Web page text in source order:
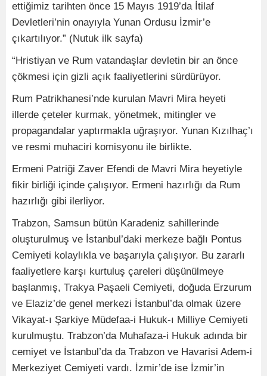
ettiğimiz tarihten önce 15 Mayıs 1919’da İtilaf
Devletleri’nin onayıyla Yunan Ordusu İzmir’e
çıkartılıyor.” (Nutuk ilk sayfa)
“Hristiyan ve Rum vatandaşlar devletin bir an önce
çökmesi için gizli açık faaliyetlerini sürdürüyor.
Rum Patrikhanesi’nde kurulan Mavri Mira heyeti
illerde çeteler kurmak, yönetmek, mitingler ve
propagandalar yaptırmakla uğraşıyor. Yunan Kızılhaç’ı
ve resmi muhaciri komisyonu ile birlikte.
Ermeni Patriği Zaver Efendi de Mavri Mira heyetiyle
fikir birliği içinde çalışıyor. Ermeni hazırlığı da Rum
hazırlığı gibi ilerliyor.
Trabzon, Samsun bütün Karadeniz sahillerinde
oluşturulmuş ve İstanbul’daki merkeze bağlı Pontus
Cemiyeti kolaylıkla ve başarıyla çalışıyor. Bu zararlı
faaliyetlere karşı kurtuluş çareleri düşünülmeye
başlanmış, Trakya Paşaeli Cemiyeti, doğuda Erzurum
ve Elaziz’de genel merkezi İstanbul’da olmak üzere
Vikayat-ı Şarkiye Müdefaa-i Hukuk-ı Milliye Cemiyeti
kurulmuştu. Trabzon’da Muhafaza-i Hukuk adında bir
cemiyet ve İstanbul’da da Trabzon ve Havarisi Adem-i
Merkeziyet Cemiyeti vardı. İzmir’de ise İzmir’in